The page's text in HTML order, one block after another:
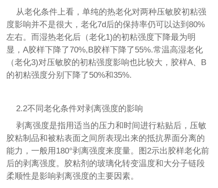
从老化条件上看，单纯的热老化对两种压敏胶初粘强
度影响并不是很大，老化7d后的保持率仍可以达到80%
左右。而湿热老化后（老化1)的初粘强度下降最为明
显，A胶样下降了70%,B胶样下降了55%.常温高湿老化
（老化3)对压敏胶的初粘强度影响也比较大，胶样A、B
的初粘强度分别下降了50%和35%.
2.2不同老化条件对剥离强度的影响
剥离强度是指用适当的压力和时间进行粘贴后，压敏
胶粘制品和被粘表面之间所表现出来的抵抗界面分离的
能力，一般用180°剥离强度来度量。图2示出胶样老化前
后的剥离强度。胶粘剂的玻璃化转变温度和大分子链段
柔顺性是影响剥离强度的主要因素。